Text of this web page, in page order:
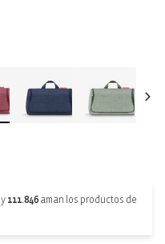
y 111.846 aman los productos de